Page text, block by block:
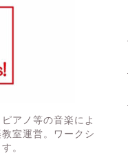
アノ等の音楽によ
室運営。ワークシ
。